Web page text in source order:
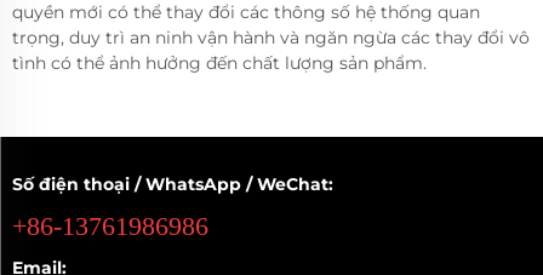
quyền mới có thể thay đổi các thông số hệ thống quan
trọng, duy trì an ninh vận hành và ngăn ngừa các thay đổi vô
tình có thể ảnh hưởng đến chất lượng sản phẩm.
Số điện thoại / WhatsApp / WeChat:
+86-13761986986
Email: